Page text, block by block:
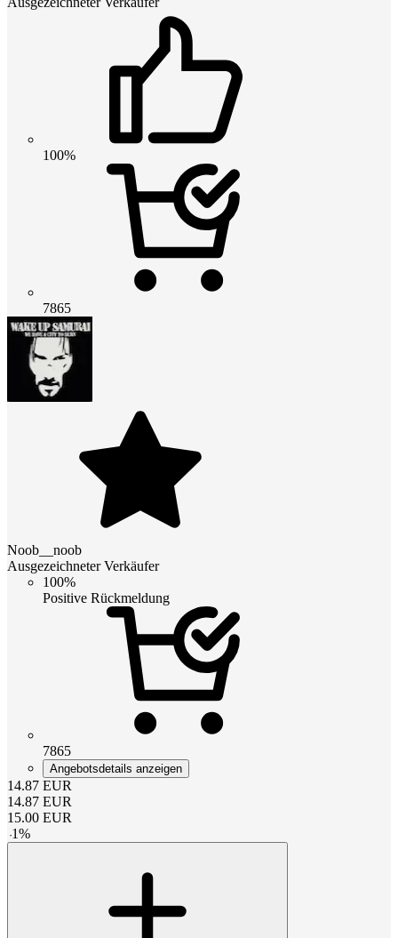
100%
7865
Noob__noob
Ausgezeichneter Verkäufer
100%
Positive Rückmeldung
7865
Angebotsdetails anzeigen
14.87 EUR
14.87 EUR
15.00 EUR
-1%